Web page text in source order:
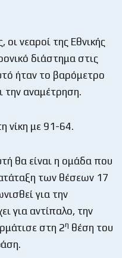
νεαροί της Εθνικής
διάστημα στις
ήταν το βαρόμετρο
την αναμέτρηση.
νίκη με 91-64.
θα είναι η ομάδα που
των θέσεων 17
για την
για αντίπαλο, την
στη 2η θέση του